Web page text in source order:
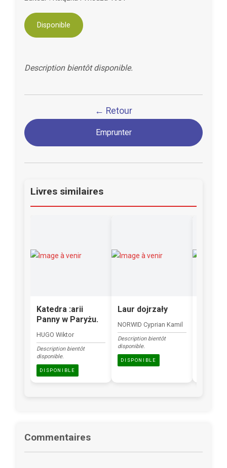
Disponible
Description bientôt disponible.
← Retour
Emprunter
Livres similaires
Katedra :arii
Panny w Paryżu.
HUGO Wiktor
Description bientôt
disponible.
DISPONIBLE
Laur dojrzały
NORWID Cyprian Kamil
Description bientôt
disponible.
DISPONIBLE
Commentaires